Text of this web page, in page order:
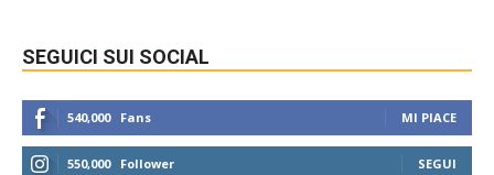
SEGUICI SUI SOCIAL
540,000 Fans MI PIACE
550,000 Follower SEGUI